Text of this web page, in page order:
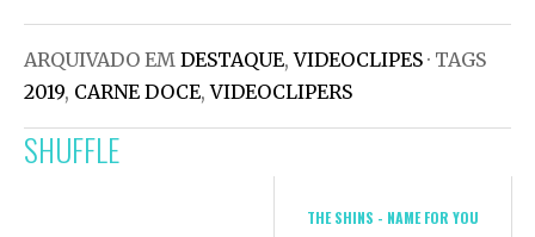
ARQUIVADO EM DESTAQUE,VIDEOCLIPES · TAGS
2019, CARNE DOCE,VIDEOCLIPERS
SHUFFLE
THE SHINS - NAME FOR YOU